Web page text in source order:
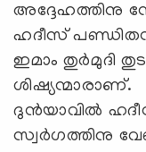
അദ്ദേഹത്തിനു
ഹദീസ്
ഇമാം തുര്‍മുദി
ശിഷ്യന്മാരാണ്.
ദുന്‍യാവില്‍
സ്വര്‍ഗത്തിനു